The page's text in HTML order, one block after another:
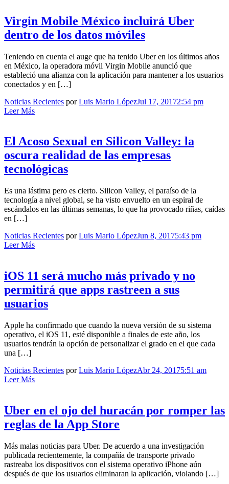
Virgin Mobile México incluirá Uber
dentro de los datos móviles
Teniendo en cuenta el auge que ha tenido Uber en los últimos años
en México, la operadora móvil Virgin Mobile anunció que
estableció una alianza con la aplicación para mantener a los usuarios
conectados y en […]
Noticias Recientes porLuis Mario LópezJul 17, 20172:54 pm
Leer Más
El Acoso Sexual en Silicon Valley: la
oscura realidad de las empresas
tecnológicas
Es una lástima pero es cierto. Silicon Valley, el paraíso de la
tecnología a nivel global, se ha visto envuelto en un espiral de
escándalos en las últimas semanas, lo que ha provocado riñas, caídas
en […]
Noticias Recientes porLuis Mario LópezJun 8, 20175:43 pm
Leer Más
iOS 11 será mucho más privado y no
permitirá que apps rastreen a sus
usuarios
Apple ha confirmado que cuando la nueva versión de su sistema
operativo, el iOS 11, esté disponible a finales de este año, los
usuarios tendrán la opción de personalizar el grado en el que cada
una […]
Noticias Recientes porLuis Mario LópezAbr 24, 20175:51 am
Leer Más
Uber en el ojo del huracán por romper las
reglas de la App Store
Más malas noticias para Uber. De acuerdo a una investigación
publicada recientemente, la compañía de transporte privado
rastreaba los dispositivos con el sistema operativo iPhone aún
después de que los usuarios eliminaran la aplicación, violando […]